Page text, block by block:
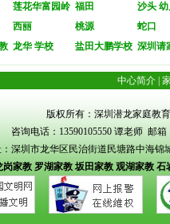
莲花华富园岭 福田
沙头
西丽 桃源
蛇口
龙华 学校 盐田大鹏学校 深圳请
中心简介
版权所有：深圳潜龙家庭教育
咨询电话：13590105550 谭老师 邮
深圳市龙华区民治街道民塘路中海锦
岗家教 罗湖家教 坂田家教 观湖家教 石